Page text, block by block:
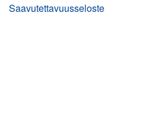
Saavutettavuusseloste